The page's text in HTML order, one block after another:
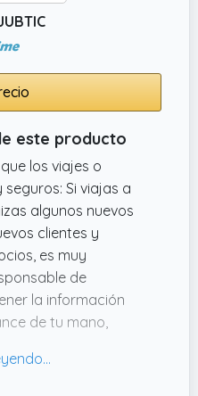
este producto
los viajes o
Si viajas a
algunos nuevos
clientes y
es muy
de
la información
de tu mano,
estos detalles de